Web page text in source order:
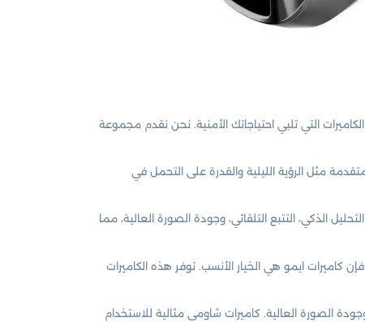
التي تلبي احتياجاتك الأمنية. نحن نقدم مجموعة
مثل الرؤية الليلية والقدرة على التحمل في
الذكي، التتبع التلقائي، وجودة الصورة العالية، مما
كاميرات ايمو هي الخيار الأنسب. توفر هذه الكاميرات
الصورة العالية. كاميرات شاومي مثالية للاستخدام